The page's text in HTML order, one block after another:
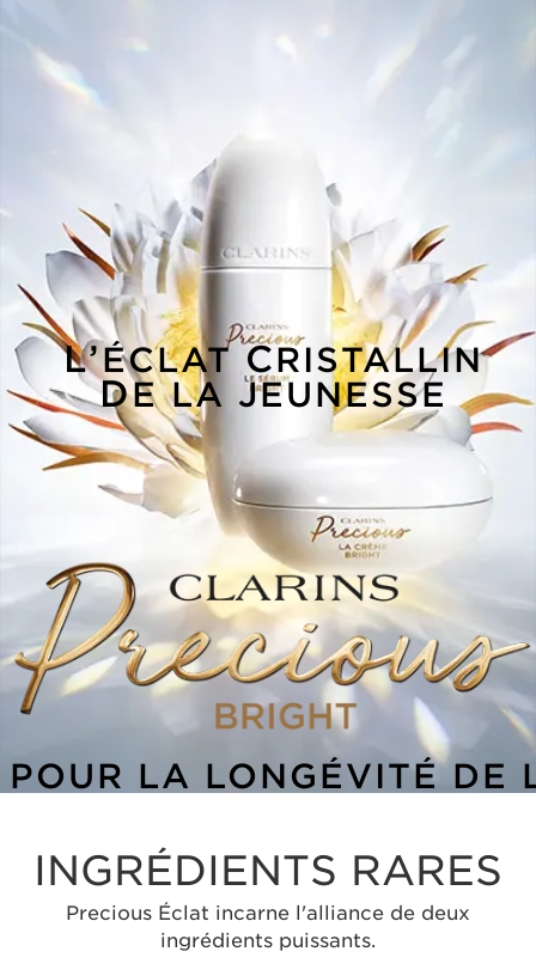
L’ÉCLAT
CRISTALLIN
DE LA JEUNESSE
POUR LA LONGÉVITÉ DE
INGRÉDIENTS RARES
Precious Éclat incarne l'alliance de deux
ingrédients puissants.